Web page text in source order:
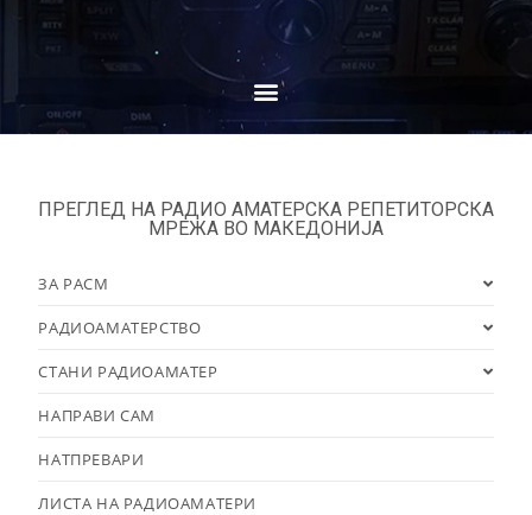
ПРЕГЛЕД НА РАДИО АМАТЕРСКА РЕПЕТИТОРСКА
МРЕЖА ВО МАКЕДОНИЈА
ЗА РАСМ
РАДИОАМАТЕРСТВО
СТАНИ РАДИОАМАТЕР
НАПРАВИ САМ
НАТПРЕВАРИ
ЛИСТА НА РАДИОАМАТЕРИ